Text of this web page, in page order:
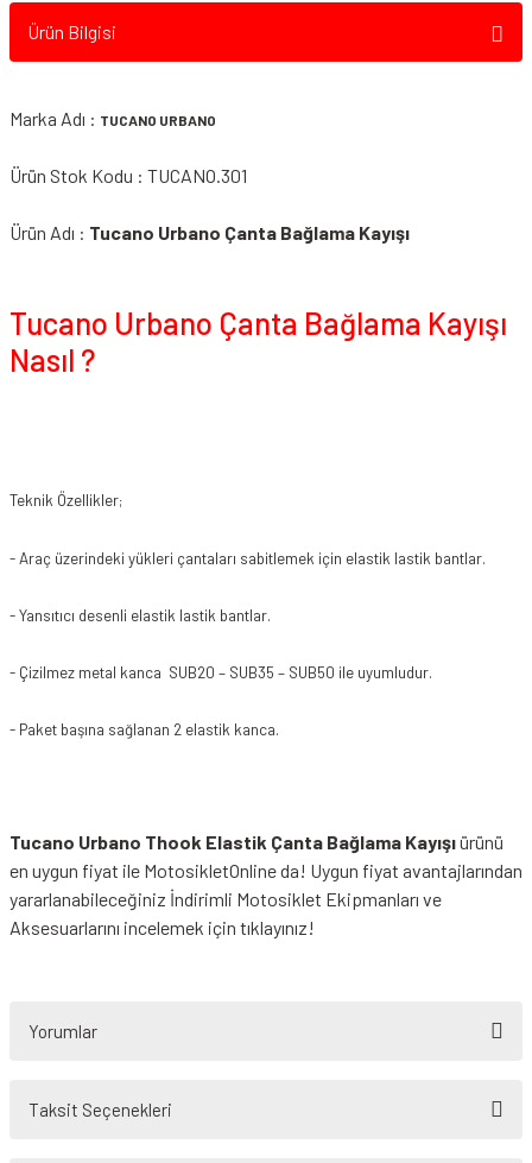
Ürün Bilgisi
Marka Adı : TUCANO URBANO
Ürün Stok Kodu : TUCANO.301
Ürün Adı : Tucano Urbano Çanta Bağlama Kayışı
Tucano Urbano Çanta Bağlama Kayışı
Nasıl ?
Teknik Özellikler;
- Araç üzerindeki yükleri çantaları sabitlemek için elastik lastik bantlar.
- Yansıtıcı desenli elastik lastik bantlar.
- Çizilmez metal kanca SUB20 – SUB35 – SUB50 ile uyumludur.
- Paket başına sağlanan 2 elastik kanca.
Tucano Urbano Thook Elastik Çanta Bağlama Kayışıürünü
en uygun fiyat ile MotosikletOnline da! Uygun fiyat avantajlarından
yararlanabileceğiniz İndirimli Motosiklet Ekipmanları ve
Aksesuarlarını incelemek için tıklayınız!
Yorumlar
Taksit Seçenekleri